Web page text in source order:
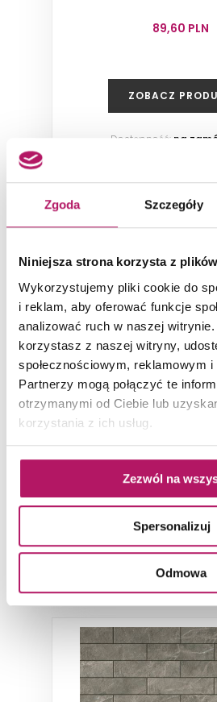
Zgoda Szczegóły
Niniejsza strona korzysta z
Wykorzystujemy pliki cookie do
i reklam, aby oferować funkcje
analizować ruch w naszej
korzystasz z naszej witryny,
społecznościowym, reklamowym
Partnerzy mogą połączyć te
otrzymanymi od Ciebie lub
korzystania z ich usług.
Zezwól na
Spersonalizuj
Odmowa
89,60 PLN
ZOBACZ
Dostępność: na
Cerrad Rapid
Płytka elewacyjna,
89,60 PLN
ZOBACZ
Dostępność:na